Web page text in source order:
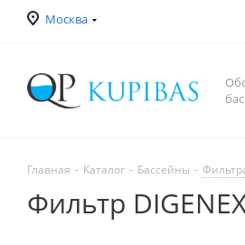
Москва
Главная - Каталог - Бассейны -
Фильтр